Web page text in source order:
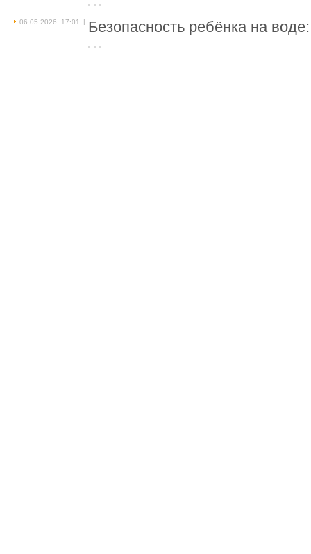
06.05.2026, 17:01 | Безопасность ребёнка на